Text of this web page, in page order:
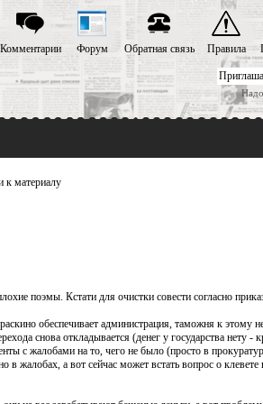
Комментарии Форум Обратная связь Правила
к материалу
поэмы. Кстати для очистки совести согласно
обеспечивает администрация, таможня к этому
снова откладывается (денег у государства нету -
с жалобами на то, чего не было (просто в
в жалобах, а вот сейчас может встать вопрос о